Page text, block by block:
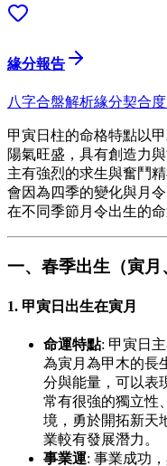
緣分報告
八字合盤解析緣分契合
甲寅日柱的命格特點以
陽氣旺盛，具有創造力
主有強烈的求生與奮鬥
會因為四季的變化與月
在不同季節月令出生的命
一、春季出生（寅月
1. 甲寅日出生在寅月
命運特點: 甲寅日
為寅月為甲木的長
分與能量，可以表
常有很強的獨立性
境，勇於開拓新天
業較有發展潛力。
事業運: 事業成功